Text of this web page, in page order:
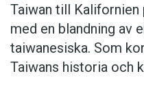
Taiwan till Kalifornien
med en blandning av
taiwanesiska. Som
Taiwans historia och